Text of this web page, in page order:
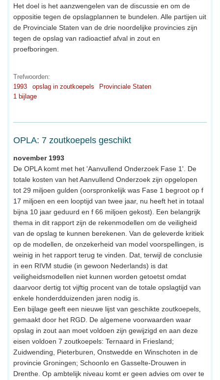
Het doel is het aanzwengelen van de discussie en om de
oppositie tegen de opslagplannen te bundelen. Alle partijen uit
de Provinciale Staten van de drie noordelijke provincies zijn
tegen de opslag van radioactief afval in zout en
proefboringen.
Trefwoorden:
1993
opslag in zoutkoepels
Provinciale Staten
1 bijlage
OPLA: 7 zoutkoepels geschikt
november 1993
De OPLA komt met het 'Aanvullend Onderzoek Fase 1'. De
totale kosten van het Aanvullend Onderzoek zijn opgelopen
tot 29 miljoen gulden (oorspronkelijk was Fase 1 begroot op f
17 miljoen en een looptijd van twee jaar, nu heeft het in totaal
bijna 10 jaar geduurd en f 66 miljoen gekost). Een belangrijk
thema in dit rapport zijn de rekenmodellen om de veiligheid
van de opslag te kunnen berekenen. Van de geleverde kritiek
op de modellen, de onzekerheid van model voorspellingen, is
weinig in het rapport terug te vinden. Dat, terwijl de conclusie
in een RIVM studie (in gewoon Nederlands) is dat
veiligheidsmodellen niet kunnen worden getoetst omdat
daarvoor dertig tot vijftig procent van de totale opslagtijd van
enkele honderdduizenden jaren nodig is.
Een bijlage geeft een nieuwe lijst van geschikte zoutkoepels,
gemaakt door het RGD. De algemene voorwaarden waar
opslag in zout aan moet voldoen zijn gewijzigd en aan deze
eisen voldoen 7 zoutkoepels: Ternaard in Friesland;
Zuidwending, Pieterburen, Onstwedde en Winschoten in de
provincie Groningen; Schoonlo en Gasselte-Drouwen in
Drenthe. Op ambtelijk niveau komt er geen advies om over te